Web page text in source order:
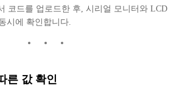
코드를 업로드한 후, 시리얼 모니터와 LCD
시에 확인합니다.
른 값 확인